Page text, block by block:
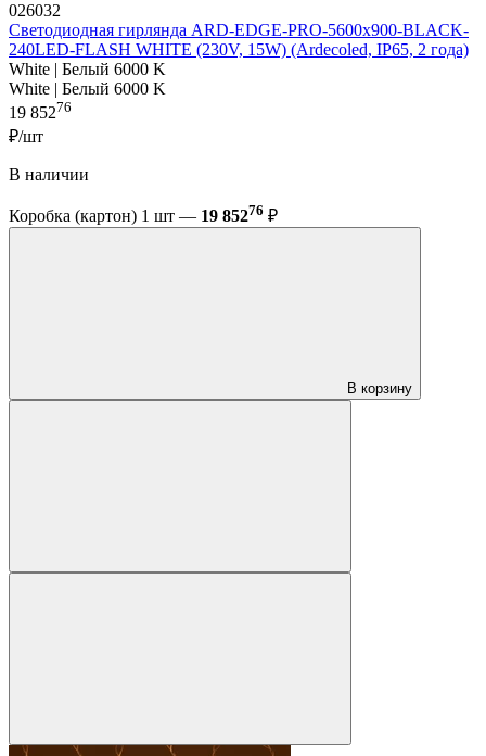
026032
Светодиодная гирлянда ARD-EDGE-PRO-5600x900-BLACK-
240LED-FLASH WHITE (230V, 15W) (Ardecoled, IP65, 2 года)
White | Белый 6000 K
White | Белый 6000 K
19 85276
₽/шт
В наличии
Коробка (картон) 1 шт — 19 85276 ₽
В корзину